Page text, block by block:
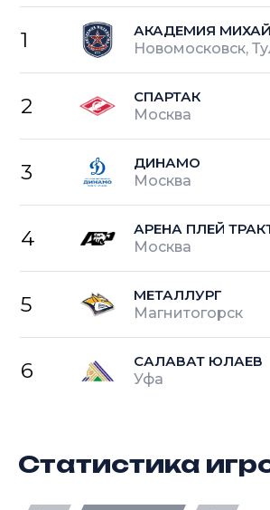
1
АКАДЕМИЯ
Новомосковск,
2
СПАРТАК
Москва
3
ДИНАМО
Москва
4
АРЕНА ПЛЕЙ
Москва
5
МЕТАЛЛУРГ
Магнитогорск
6
САЛАВАТ ЮЛАЕВ
Уфа
Статистика